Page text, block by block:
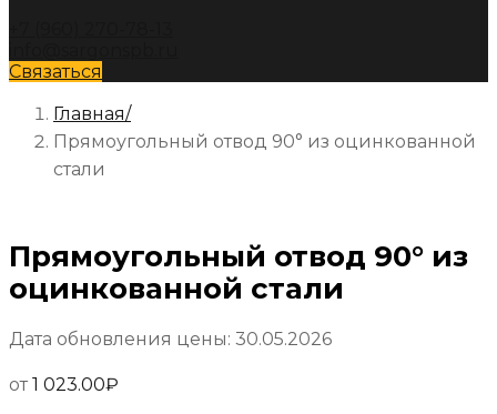
Связаться
Главная
Прямоугольный отвод 90° из оцинкованной
стали
Прямоугольный отвод 90° из
оцинкованной стали
Дата обновления цены: 30.05.2026
от 1 023.00₽